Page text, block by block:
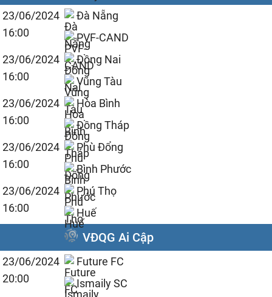
23/06/2024
16:00
Đà Nẵng
PVF-CAND
23/06/2024
16:00
Đồng Nai
Vũng Tàu
23/06/2024
16:00
Hòa Bình
Đồng Tháp
23/06/2024
16:00
Phù Đổng
Bình Phước
23/06/2024
16:00
Phú Thọ
Huế
VĐQG Ai Cập
23/06/2024
20:00
Future FC
Ismaily SC